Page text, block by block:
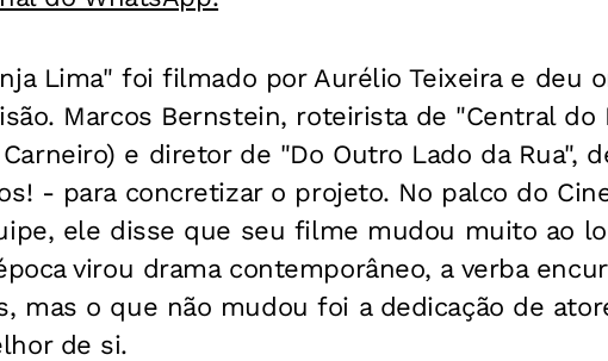
Lima" foi filmado por Aurélio Teixeira e deu
Marcos Bernstein, roteirista de "Central do
e diretor de "Do Outro Lado da Rua",
- para concretizar o projeto. No palco do
ele disse que seu filme mudou muito ao
virou drama contemporâneo, a verba
mas o que não mudou foi a dedicação de
de si.